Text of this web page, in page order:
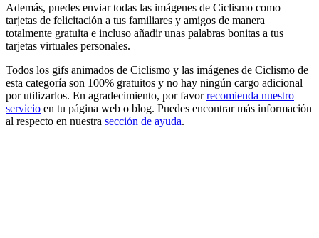
Además, puedes enviar todas las imágenes de Ciclismo como
tarjetas de felicitación a tus familiares y amigos de manera
totalmente gratuita e incluso añadir unas palabras bonitas a tus
tarjetas virtuales personales.
Todos los gifs animados de Ciclismo y las imágenes de Ciclismo de
esta categoría son 100% gratuitos y no hay ningún cargo adicional
por utilizarlos. En agradecimiento, por favorrecomienda nuestro
servicio en tu página web o blog. Puedes encontrar más información
al respecto en nuestra sección de ayuda.